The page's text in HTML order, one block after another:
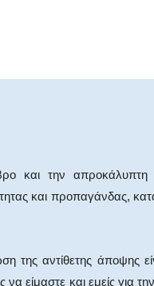
και την απροκάλυπτη
και προπαγάνδας,
της αντίθετης άποψης
είμαστε και εμείς για